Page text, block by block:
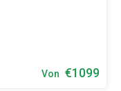
Von €1099